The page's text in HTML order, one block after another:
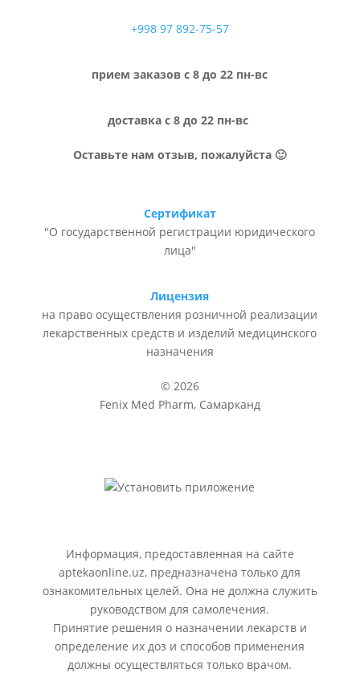
+998 97 892-75-57
прием заказов с 8 до 22 пн-вс
доставка с 8 до 22 пн-вс
Оставьте нам отзыв, пожалуйста 🙂
Сертификат
"О государственной регистрации юридического
лица"
Лицензия
на право осуществления розничной реализации
лекарственных средств и изделий медицинского
назначения
© 2026
Fenix Med Pharm, Самарканд
Информация, предоставленная на сайте
aptekaonline.uz, предназначена только для
ознакомительных целей. Она не должна служить
руководством для самолечения.
Принятие решения о назначении лекарств и
определение их доз и способов применения
должны осуществляться только врачом.